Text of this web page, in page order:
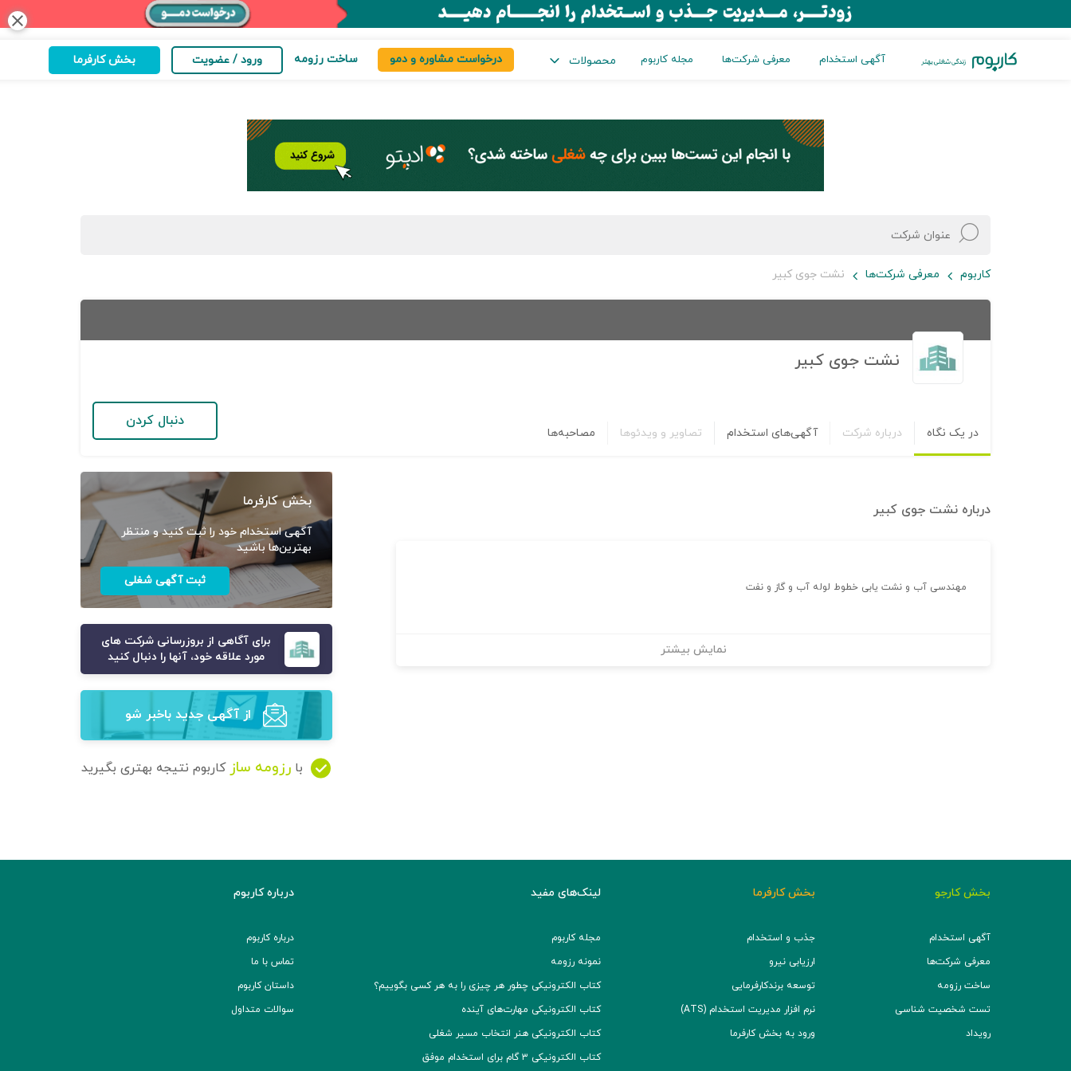
close
آگهی استخدام معرفی شرکت‌ها مجله کاربوم محصولات درخواست مشاوره و دمو ساخت رزومه ورود / عضویت بخش کارفرما
کاربوم معرفی شرکت‌ها نشت جوی کبیر
نشت جوی کبیر
در یک نگاه درباره شرکت آگهی‌های استخدام تصاویر و ویدئوها مصاحبه‌ها
دنبال کردن
درباره نشت جوی کبیر
مهندسی آب و نشت یابی خطوط لوله آب و گاز و نفت
نمایش بیشتر
بخش کارفرما
آگهی استخدام خود را ثبت کنید و منتظر
بهترین‌ها باشید
ثبت آگهی شغلی
برای آگاهی از بروزرسانی شرکت های
مورد علاقه خود، آنها را دنبال کنید
از آگهی‌ جدید باخبر شو
با رزومه ساز کاربوم نتیجه بهتری بگیرید
بخش کارجو
آگهی استخدام
معرفی شرکت‌ها
ساخت رزومه
تست شخصیت شناسی
رویداد
بخش کارفرما
جذب و استخدام
ارزیابی نیرو
توسعه برند‌کارفرمایی
نرم افزار مدیریت استخدام (ATS)
ورود به بخش کارفرما
لینک‌های مفید
مجله کاربوم
نمونه رزومه
کتاب الکترونیکی چطور هر چیزی را به هر کسی بگوییم؟
کتاب الکترونیکی مهارت‌های آینده
کتاب الکترونیکی هنر انتخاب مسیر شغلی
کتاب الکترونیکی ۳ گام برای استخدام موفق
درباره کاربوم
درباره کاربوم
تماس با ما
داستان کاربوم
سوالات متداول